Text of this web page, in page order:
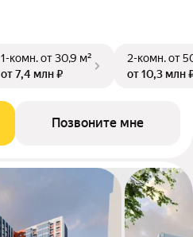
1-комн.от 30,9 м²
от 7,4 млн ₽
2-комн.от
от 10,3 млн
Позвоните мне